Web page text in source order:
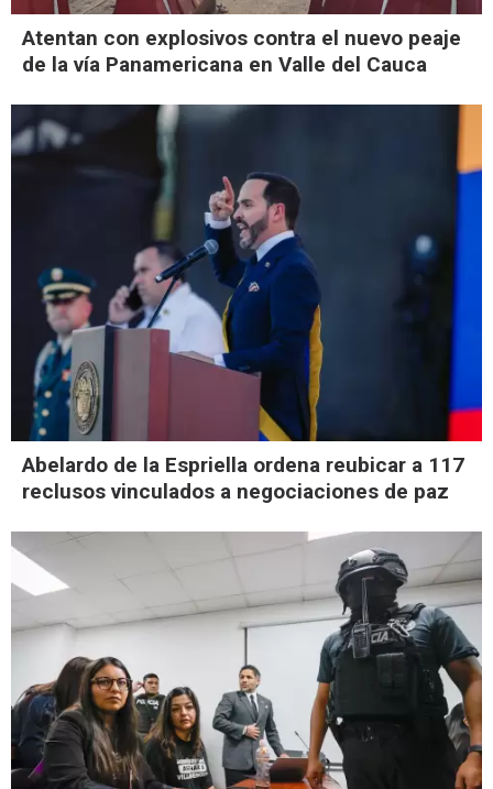
Atentan con explosivos contra el nuevo peaje
de la vía Panamericana en Valle del Cauca
Abelardo de la Espriella ordena reubicar a 117
reclusos vinculados a negociaciones de paz